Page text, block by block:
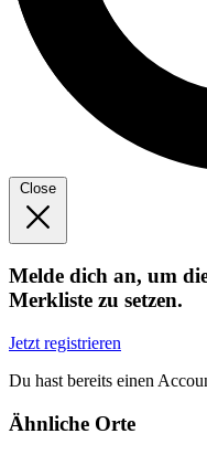
Close
Melde dich an, um
Merkliste zu setzen.
Jetzt registrieren
Du hast bereits einen
Ähnliche Orte